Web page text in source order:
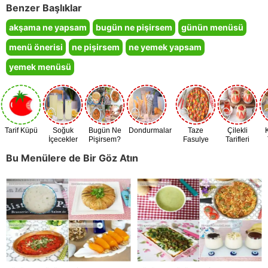
Benzer Başlıklar
akşama ne yapsam bugün ne pişirsem
günün menüsü
menü önerisi
ne pişirsem
ne yemek yapsam
yemek menüsü
Tarif Küpü
Soğuk
İçecekler
Bugün Ne
Pişirsem?
Dondurmalar
Taze
Fasulye
Çilekli
Tarifleri
Bu Menülere de Bir Göz Atın